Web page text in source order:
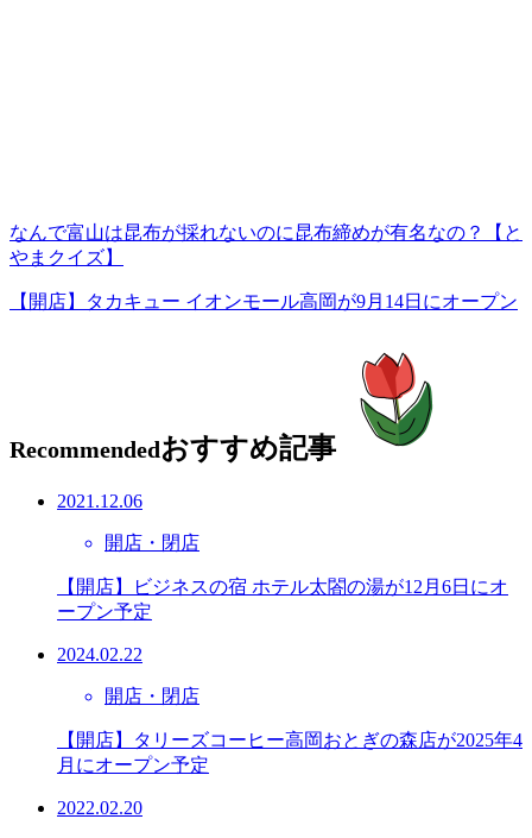
なんで富山は昆布が採れないのに昆布締めが有名なの？【と
やまクイズ】
【開店】タカキュー イオンモール高岡が9月14日にオープン
Recommendedおすすめ記事
2021.12.06
開店・閉店
【開店】ビジネスの宿 ホテル太閤の湯が12月6日にオ
ープン予定
2024.02.22
開店・閉店
【開店】タリーズコーヒー高岡おとぎの森店が2025年4
月にオープン予定
2022.02.20